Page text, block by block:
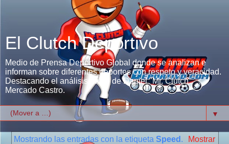
El Clutch Deportivo
Medio de Prensa Deportivo Global donde se analizan e
informan sobre diferentes deportes con respeto y veracidad.
Destacando el análisis único de Daniel "Mr. Clutch"
Mercado Castro.
▼
Mostrando las entradas con la etiqueta Speed .
Mostrar